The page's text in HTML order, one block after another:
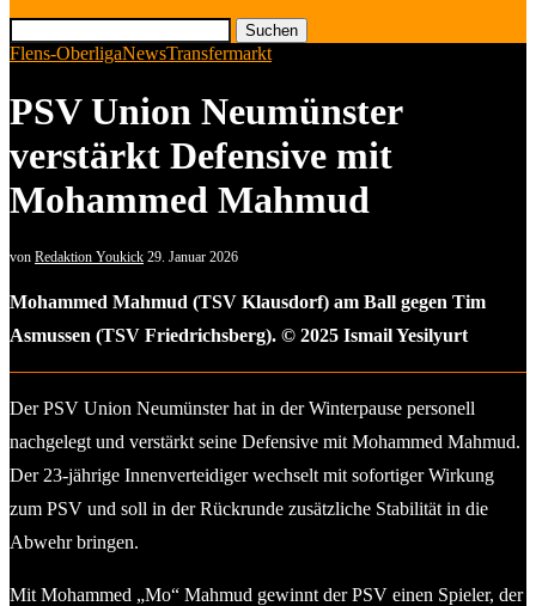
Suchen
Flens-OberligaNewsTransfermarkt
PSV Union Neumünster
verstärkt Defensive mit
Mohammed Mahmud
von Redaktion Youkick 29. Januar 2026
Mohammed Mahmud (TSV Klausdorf) am Ball gegen Tim
Asmussen (TSV Friedrichsberg). © 2025 Ismail Yesilyurt
Der PSV Union Neumünster hat in der Winterpause personell
nachgelegt und verstärkt seine Defensive mit Mohammed Mahmud.
Der 23-jährige Innenverteidiger wechselt mit sofortiger Wirkung
zum PSV und soll in der Rückrunde zusätzliche Stabilität in die
Abwehr bringen.
Mit Mohammed „Mo“ Mahmud gewinnt der PSV einen Spieler, der